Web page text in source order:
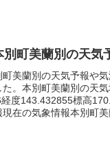
別町美蘭別の天気
町美蘭別の天気予報や
た。本別町美蘭別の天
度143.432855標高
在の気象情報本別町美